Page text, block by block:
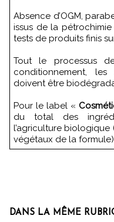
Absence d’OGM,
issus de la
tests de produits finis
Tout le processus
conditionnement,
doivent être
Pour le label «
du total des
l’agriculture biologique
végétaux de la
DANS LA MÊME